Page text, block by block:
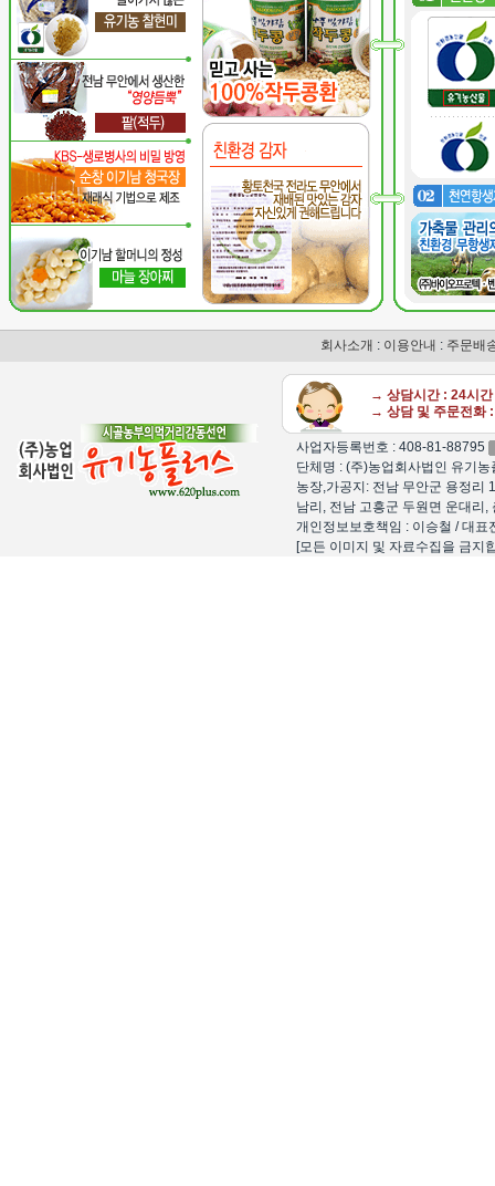
회사소개 : 이용안내 : 주문배
→ 상담시간 : 24시간
→ 상담 및 주문전화
사업자등록번호 : 408-81-88795
단체명 : (주)농업회사법인 유기
농장,가공지: 전남 무안군 용정리
남리, 전남 고흥군 두원면 운대리
개인정보보호책임 : 이승철 / 대
[모든 이미지 및 자료수집을 금지